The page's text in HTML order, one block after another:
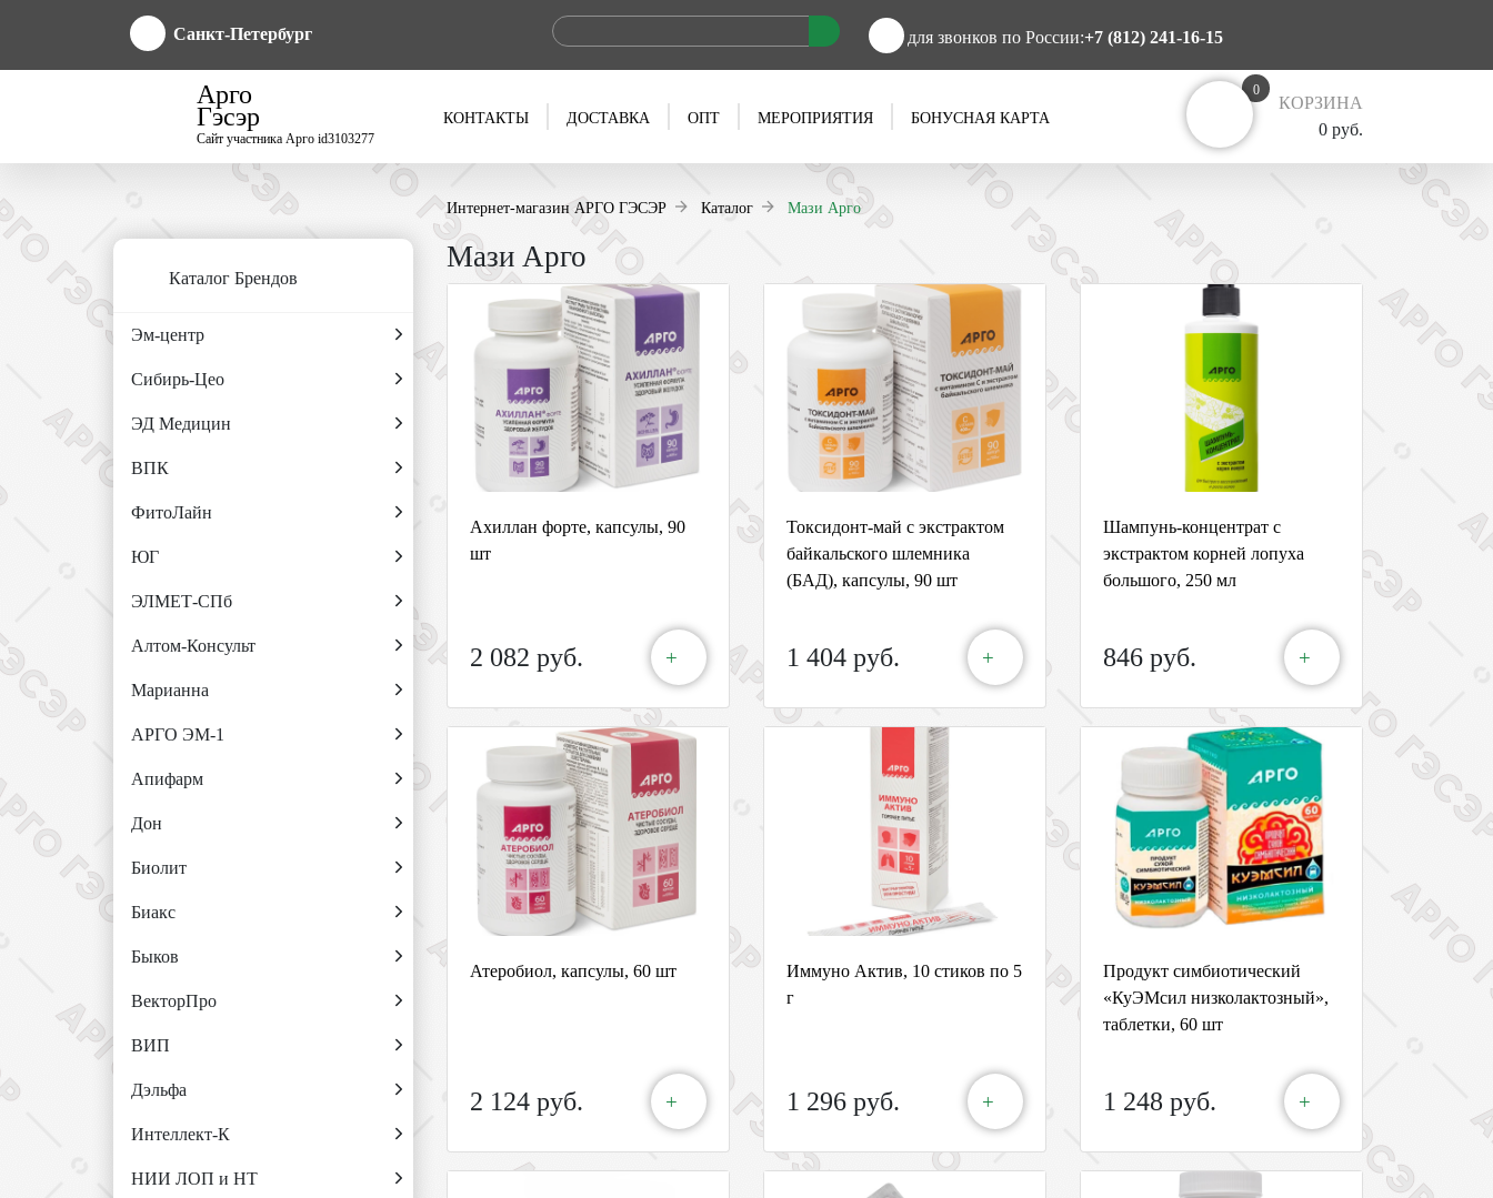
Санкт-Петербург для звонков по России:+7 (812) 241-16-15
Арго
Гэсэр
Сайт участника Арго id3103277
КОНТАКТЫ ДОСТАВКА ОПТ МЕРОПРИЯТИЯ БОНУСНАЯ КАРТА
0
КОРЗИНА
0 руб.
Интернет-магазин АРГО ГЭСЭР Каталог Мази Арго
Каталог Брендов
Эм-центр
Сибирь-Цео
ЭД Медицин
ВПК
ФитоЛайн
ЮГ
ЭЛМЕТ-СПб
Алтом-Консульт
Марианна
АРГО ЭМ-1
Апифарм
Дон
Биолит
Биакс
Быков
ВекторПро
ВИП
Дэльфа
Интеллект-К
НИИ ЛОП и НТ
Мази Арго
Ахиллан форте, капсулы, 90
шт
2 082 руб. +
Токсидонт-май с экстрактом
байкальского шлемника
(БАД), капсулы, 90 шт
1 404 руб. +
Шампунь-концентрат с
экстрактом корней лопуха
большого, 250 мл
846 руб. +
Атеробиол, капсулы, 60 шт
2 124 руб. +
Иммуно Актив, 10 стиков по 5
г
1 296 руб. +
Продукт симбиотический
«КуЭМсил низколактозный»,
таблетки, 60 шт
1 248 руб. +